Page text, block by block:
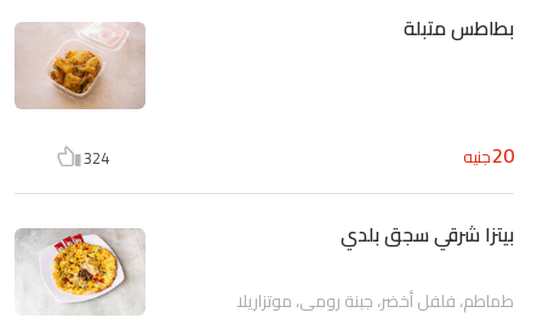
بطاطس متبلة
20جنيه 324
بيتزا شرقي سجق بلدي
طماطم، فلفل أخضر، جبنة رومى، موتزاريلا